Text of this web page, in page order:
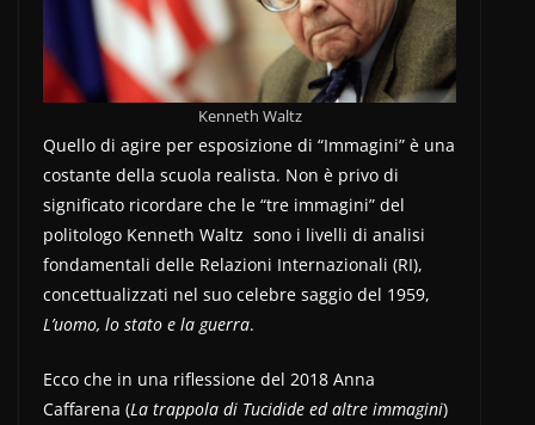
Kenneth Waltz
Quello di agire per esposizione di “Immagini” è una
costante della scuola realista. Non è privo di
significato ricordare che le “tre immagini” del
politologo Kenneth Waltz sono i livelli di analisi
fondamentali delle Relazioni Internazionali (RI),
concettualizzati nel suo celebre saggio del 1959,
L’uomo, lo stato e la guerra.
Ecco che in una riflessione del 2018 Anna
Caffarena (La trappola di Tucidide ed altre immagini)